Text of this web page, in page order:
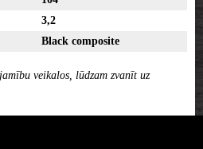
3,2
Black composite
veikalos, lūdzam zvanīt uz